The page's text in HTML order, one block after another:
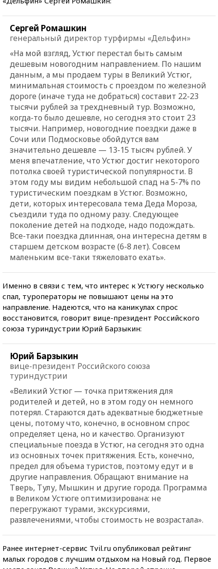
Сергей Ромашкин
генеральный директор турфирмы «Дельфин»
«На мой взгляд, Устюг перестал быть самым
дешевым новогодним направлением. По нашим
данным, а мы продаем туры в Великий Устюг,
минимальная стоимость с проездом по железной
дороге (иначе туда не добраться) составит 22-23
тысячи рублей за трехдневный тур. Возможно,
когда-то было дешевле, но сегодня это стоит 23
тысячи. Например, новогодние поездки даже в
Сочи или Подмосковье обойдутся вам
значительно дешевле — 13-15 тысяч рублей. У
меня впечатление, что Устюг достиг некоторого
потолка своей туристической популярности. В
этом году мы видим небольшой спад на 5-7% по
туристическим поездкам в Устюг. Возможно,
дети, которых интересовала тема Деда Мороза,
съездили туда по одному разу. Следующее
поколение детей на подходе, надо подождать.
Все-таки поездка длинная, она интересна детям в
старшем детском возрасте (6-8 лет). Совсем
маленьким все-таки тяжеловато ехать».
Именно в связи с тем, что интерес к Устюгу несколько
спал, туроператоры не повышают цены на это
направление. Надеются, что на каникулах спрос
восстановится, говорит вице-президент Российского
союза туриндустрии Юрий Барзыкин:
Юрий Барзыкин
вице-президент Российского союза
туриндустрии
«Великий Устюг — точка притяжения для
родителей и детей, но в этом году он немного
потерял. Стараются дать адекватные бюджетные
цены, потому что, конечно, в основном спрос
определяет цена, но и качество. Организуют
специальные поезда в Устюг, на сегодня это одна
из основных точек притяжения. Есть, конечно,
предел для объема туристов, поэтому едут и в
другие направления. Обращают внимание на
Тверь, Тулу, Мышкин и другие города. Программа
в Великом Устюге оптимизирована: не
перегружают турами, экскурсиями,
развлечениями, чтобы стоимость не возрастала».
Ранее интернет-сервис Tvil.ru опубликовал рейтинг
малых городов с лучшим отдыхом на Новый год. Первое